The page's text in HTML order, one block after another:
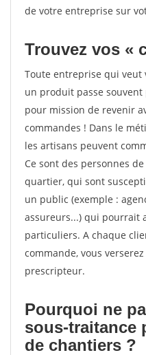
de votre entreprise sur
Trouvez vos «
Toute entreprise qui veut
un produit passe
pour mission de revenir
commandes ! Dans le
les artisans peuvent
Ce sont des personnes
quartier, qui sont
un public (exemple :
assureurs...) qui pourrait
particuliers. A chaque
commande, vous
prescripteur.
Pourquoi ne
sous-traitance
de chantiers ?